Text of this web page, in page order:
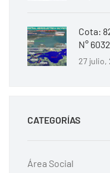
Cota:
N°
27 julio,
CATEGORÍAS
Área Social